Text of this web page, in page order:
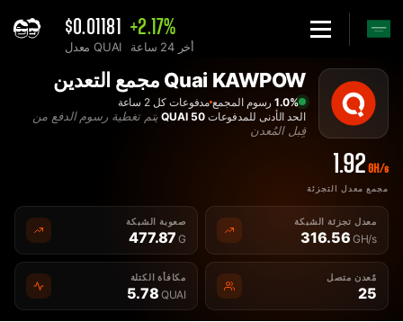
$0.01181
معدل QUAI
+2.17%
أخر 24 ساعة
Home
أفضل QUAIKAWPOW Quai KAWPOW مجمع التعدين - 2Miners
Quai KAWPOW مجمع التعدين
1.0%رسوم المجمع مدفوعات كل 2 ساعة
الحد الأدنى للمدفوعات50 QUAI
يتم تغطية رسوم الدفع من
قِبل المُعدن
1.92 GH/s
مجمع معدل التجزئة
معدل تجزئة الشبكة
316.56 GH/s
صعوبة الشبكة
477.87 G
مٌعدن متصل
25
مكافأة الكتلة
5.78 QUAI